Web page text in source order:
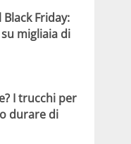
Friday:
migliaia di
I trucchi per
durare di